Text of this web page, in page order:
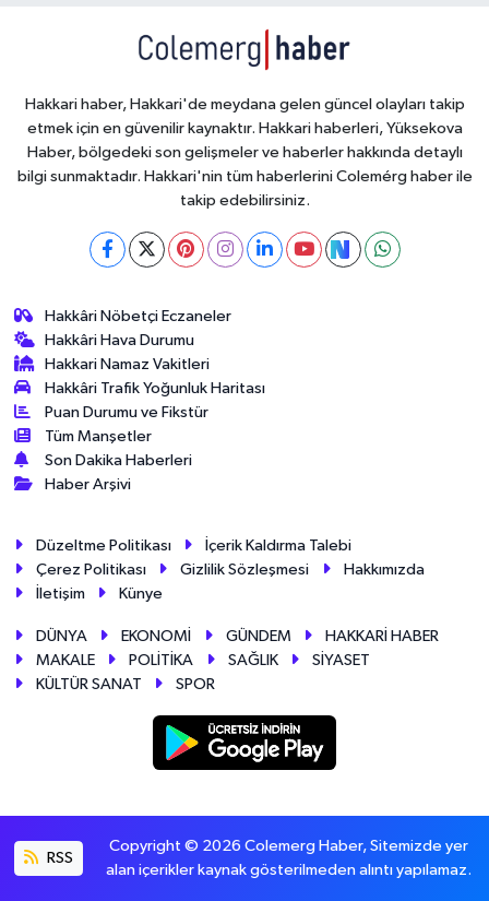
Hakkari haber, Hakkari'de meydana gelen güncel olayları takip
etmek için en güvenilir kaynaktır. Hakkari haberleri, Yüksekova
Haber, bölgedeki son gelişmeler ve haberler hakkında detaylı
bilgi sunmaktadır. Hakkari'nin tüm haberlerini Colemérg haber ile
takip edebilirsiniz.
Hakkâri Nöbetçi Eczaneler
Hakkâri Hava Durumu
Hakkari Namaz Vakitleri
Hakkâri Trafik Yoğunluk Haritası
Puan Durumu ve Fikstür
Tüm Manşetler
Son Dakika Haberleri
Haber Arşivi
Düzeltme Politikası
İçerik Kaldırma Talebi
Çerez Politikası
Gizlilik Sözleşmesi
Hakkımızda
İletişim
Künye
DÜNYA EKONOMİ GÜNDEM
HAKKARİ HABER
MAKALE
POLİTİKA SAĞLIK
SİYASET
KÜLTÜR SANAT
SPOR
RSS
Copyright © 2026 Colemerg Haber, Sitemizde yer
alan içerikler kaynak gösterilmeden alıntı yapılamaz.